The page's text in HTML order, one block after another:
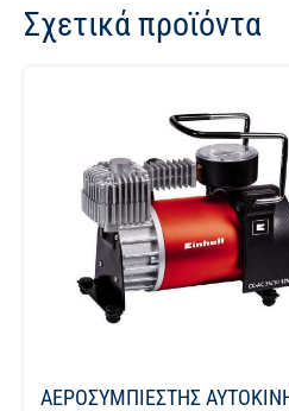
Σχετικά προϊόντα
ΑΕΡΟΣΥΜΠΙΕΣΤΗΣ